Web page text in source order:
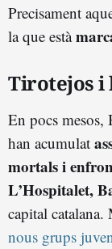
Precisament
la que està
Tirotejos i
En pocs mesos,
han acumulat
mortals i
L’Hospitalet,
capital
nous grups